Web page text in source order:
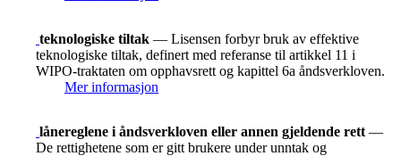
teknologiske tiltak — Lisensen forbyr bruk av effektive
teknologiske tiltak, definert med referanse til artikkel 11 i
WIPO-traktaten om opphavsrett og kapittel 6a åndsverkloven.
Mer informasjon
lånereglene i åndsverkloven eller annen gjeldende rett —
De rettighetene som er gitt brukere under unntak og